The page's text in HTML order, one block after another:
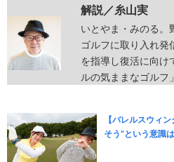
解説／糸山実
いとやま・みのる。
ゴルフに取り入れ発
を指導し復活に向け
ルの気ままなゴルフ
【バレルスウィ
そう”という意識